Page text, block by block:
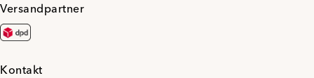
Versandpartner
Kontakt